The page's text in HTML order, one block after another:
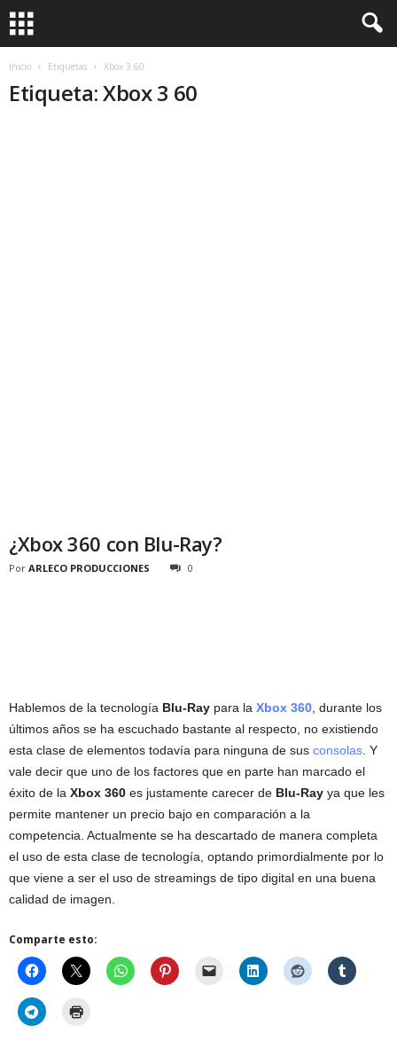
Inicio Etiquetas Xbox 3 60
Etiqueta: Xbox 3 60
¿Xbox 360 con Blu-Ray?
Por ARLECO PRODUCCIONES 0
Hablemos de la tecnología Blu-Ray para la Xbox 360 , durante los
últimos años se ha escuchado bastante al respecto, no existiendo
esta clase de elementos todavía para ninguna de sus consolas . Y
vale decir que uno de los factores que en parte han marcado el
éxito de la Xbox 360 es justamente carecer de Blu-Ray ya que les
permite mantener un precio bajo en comparación a la
competencia. Actualmente se ha descartado de manera completa
el uso de esta clase de tecnología, optando primordialmente por lo
que viene a ser el uso de streamings de tipo digital en una buena
calidad de imagen.
Comparte esto: